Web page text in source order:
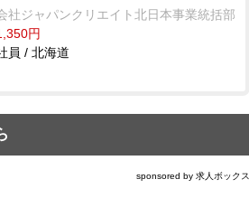
社ジャパンクリエイト北日本事業統括部
円
員 / 北海道
sponsored by 求人ボックス